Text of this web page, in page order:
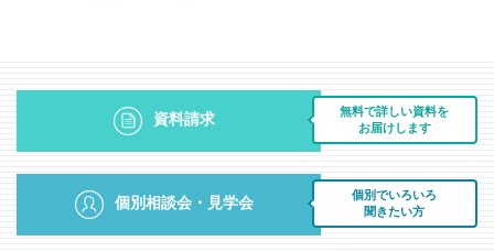
無料で詳しい資料を
お届けします
資料請求
個別でいろいろ
聞きたい方
個別相談会・見学会